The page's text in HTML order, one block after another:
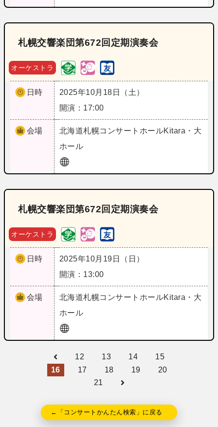
札幌交響楽団第672回定期演奏会
オーケストラ
日時
2025年10月18日（土）
開演：17:00
会場 北海道札幌コンサートホールKitara・大
ホール
札幌交響楽団第672回定期演奏会
オーケストラ
日時
2025年10月19日（日）
開演：13:00
会場 北海道札幌コンサートホールKitara・大
ホール
12 13 14
15
16
17 18 19
20
21
←「コンサートかんたん検索」に戻る